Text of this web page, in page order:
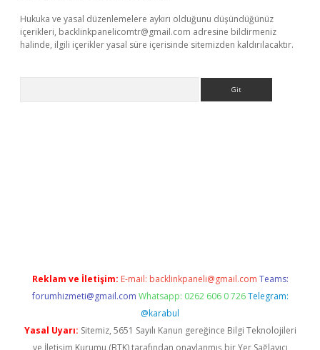
Hukuka ve yasal düzenlemelere aykırı olduğunu düşündüğünüz
içerikleri, backlinkpanelicomtr@gmail.com adresine bildirmeniz
halinde, ilgili içerikler yasal süre içerisinde sitemizden kaldırılacaktır.
Reklam ve İletişim: E-mail: backlinkpaneli@gmail.com Teams:
forumhizmeti@gmail.com Whatsapp: 0262 606 0 726 Telegram:
@karabul
Yasal Uyarı: Sitemiz, 5651 Sayılı Kanun gereğince Bilgi Teknolojileri
ve İletişim Kurumu (BTK) tarafından onaylanmış bir Yer Sağlayıcı